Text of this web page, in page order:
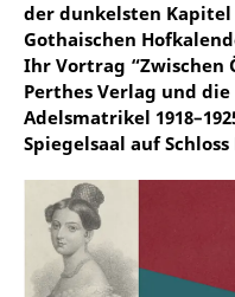
der dunkelsten Kapitel
Gothaischen
Ihr Vortrag “Zwischen
Perthes Verlag und
Adelsmatrikel
Spiegelsaal auf